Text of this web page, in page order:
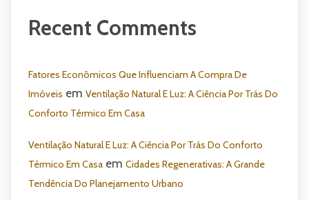
Recent Comments
Fatores Econômicos Que Influenciam A Compra De
Imóveis em Ventilação Natural E Luz: A Ciência Por Trás Do
Conforto Térmico Em Casa
Ventilação Natural E Luz: A Ciência Por Trás Do Conforto
Térmico Em Casa em Cidades Regenerativas: A Grande
Tendência Do Planejamento Urbano